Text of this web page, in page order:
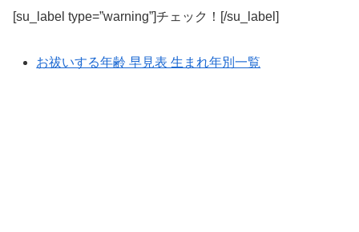
[su_label type=”warning”]チェック！[/su_label]
お祓いする年齢 早見表 生まれ年別一覧